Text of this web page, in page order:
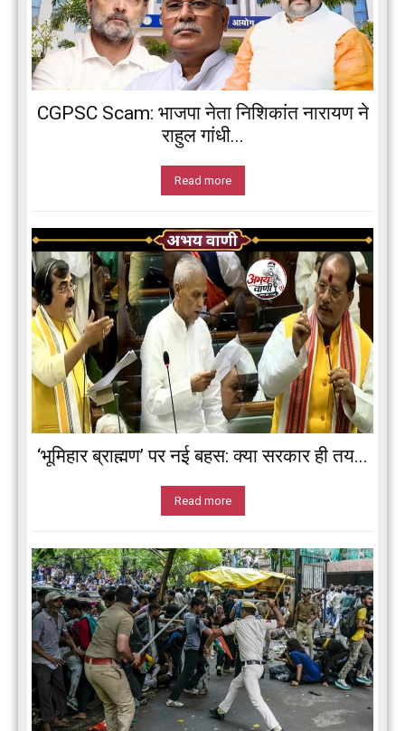
CGPSC Scam: भाजपा नेता निशिकांत नारायण ने
राहुल गांधी...
Read more
‘भूमिहार ब्राह्मण’ पर नई बहस: क्या सरकार ही तय...
Read more